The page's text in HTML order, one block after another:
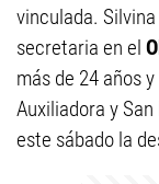
vinculada.
secretaria en el
más de 24 años
Auxiliadora y
este sábado la